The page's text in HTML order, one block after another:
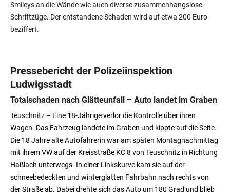
Smileys an die Wände wie auch diverse zusammenhangslose
Schriftzüge. Der entstandene Schaden wird auf etwa 200 Euro
beziffert.
Pressebericht der Polizeiinspektion
Ludwigsstadt
Totalschaden nach Glätteunfall – Auto landet im Graben
Teuschnitz – Eine 18-Jährige verlor die Kontrolle über ihren
Wagen. Das Fahrzeug landete im Graben und kippte auf die Seite.
Die 18 Jahre alte Autofahrerin war am späten Montagnachmittag
mit ihrem VW auf der Kreisstraße KC 8 von Teuschnitz in Richtung
Haßlach unterwegs. In einer Linkskurve kam sie auf der
schneebedeckten und winterglatten Fahrbahn nach rechts von
der Straße ab. Dabei drehte sich das Auto um 180 Grad und blieb